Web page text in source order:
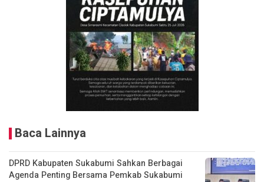
Baca Lainnya
DPRD Kabupaten Sukabumi Sahkan Berbagai
Agenda Penting Bersama Pemkab Sukabumi